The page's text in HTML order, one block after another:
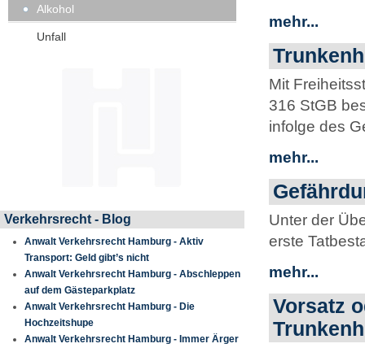
Alkohol
Unfall
Verkehrsrecht - Blog
Anwalt Verkehrsrecht Hamburg - Aktiv
Transport: Geld gibt’s nicht
Anwalt Verkehrsrecht Hamburg - Abschleppen
auf dem Gästeparkplatz
Anwalt Verkehrsrecht Hamburg - Die
Hochzeitshupe
Anwalt Verkehrsrecht Hamburg - Immer Ärger
mehr...
Mit
316 StGB
infolge des
mehr...
Unter der
erste
mehr...
Vorsatz